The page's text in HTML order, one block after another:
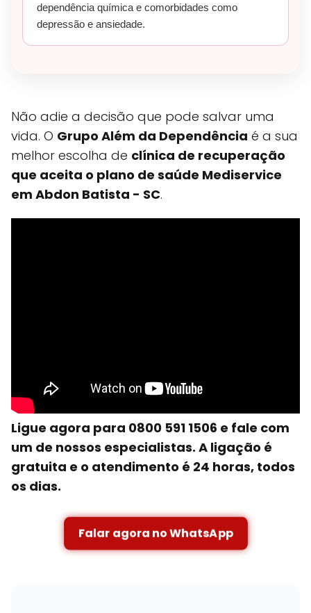
dependência química e comorbidades como
depressão e ansiedade.
Não adie a decisão que pode salvar uma
vida. O Grupo Além da Dependência é a sua
melhor escolha de clínica de recuperação
que aceita o plano de saúde Mediservice
em Abdon Batista - SC.
Ligue agora para 0800 591 1506 e fale com
um de nossos especialistas. A ligação é
gratuita e o atendimento é 24 horas, todos
os dias.
Falar agora no WhatsApp